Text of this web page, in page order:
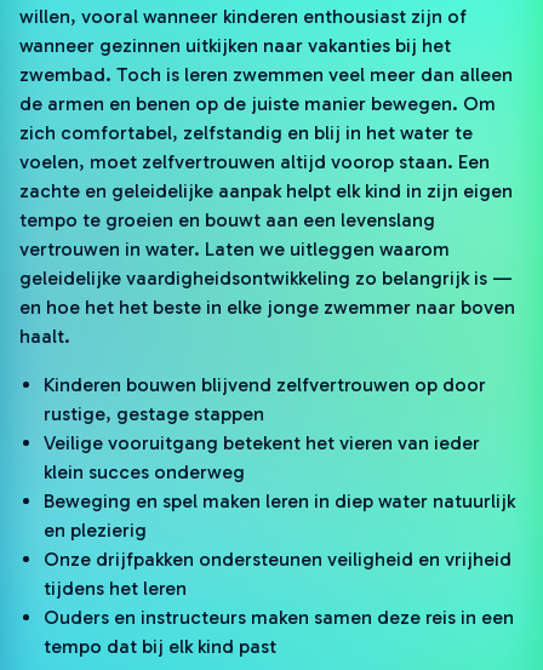
willen, vooral wanneer kinderen enthousiast zijn of
wanneer gezinnen uitkijken naar vakanties bij het
zwembad. Toch is leren zwemmen veel meer dan alleen
de armen en benen op de juiste manier bewegen. Om
zich comfortabel, zelfstandig en blij in het water te
voelen, moet zelfvertrouwen altijd voorop staan. Een
zachte en geleidelijke aanpak helpt elk kind in zijn eigen
tempo te groeien en bouwt aan een levenslang
vertrouwen in water. Laten we uitleggen waarom
geleidelijke vaardigheidsontwikkeling zo belangrijk is —
en hoe het het beste in elke jonge zwemmer naar boven
haalt.
Kinderen bouwen blijvend zelfvertrouwen op door
rustige, gestage stappen
Veilige vooruitgang betekent het vieren van ieder
klein succes onderweg
Beweging en spel maken leren in diep water natuurlijk
en plezierig
Onze drijfpakken ondersteunen veiligheid en vrijheid
tijdens het leren
Ouders en instructeurs maken samen deze reis in een
tempo dat bij elk kind past